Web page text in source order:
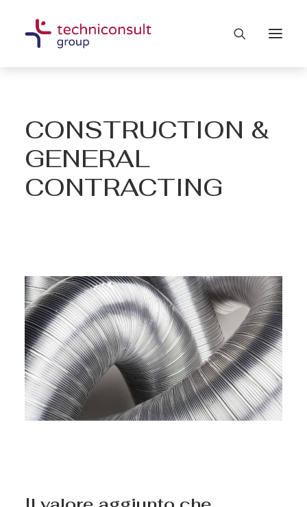
CONSTRUCTION &
GENERAL
CONTRACTING